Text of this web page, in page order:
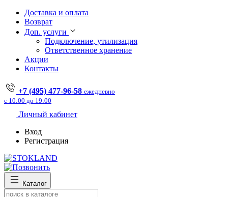
Доставка и оплата
Возврат
Доп. услуги
Подключение, утилизация
Ответственное хранение
Акции
Контакты
+7 (495) 477-96-58 ежедневно
с 10:00 до 19:00
Личный кабинет
Вход
Регистрация
Каталог